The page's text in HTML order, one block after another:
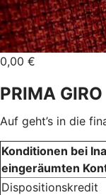
0,00 €
PRIMA GIRO
Auf geht’s in die
Konditionen bei
eingeräumten
Dispositionskredit